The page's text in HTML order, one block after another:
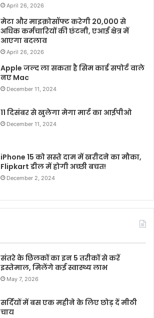
April 26, 2026
मेटा और माइक्रोसॉफ्ट करेगी 20,000 से
अधिक कर्मचारियों की छंटनी, एआई क्षेत्र में
आएगा बदलाव
April 26, 2026
Apple जल्द ला सकता है सिम कार्ड सपोर्ट वाले
नए Mac
December 11, 2024
11 दिसंबर से खुलेगा मेगा मार्ट का आईपीओ
December 11, 2024
iPhone 15 को सस्ते दाम में खरीदने का मौका,
Flipkart डील में होगी अच्छी बचत!
December 2, 2024
संतरे के छिलकों का इन 5 तरीकों से करें
इस्तेमाल, मिलेंगे कई स्वास्थ्य लाभ
May 7, 2026
सर्दियों में बस एक महीने के लिए छोड़ दें मीठी
चाय